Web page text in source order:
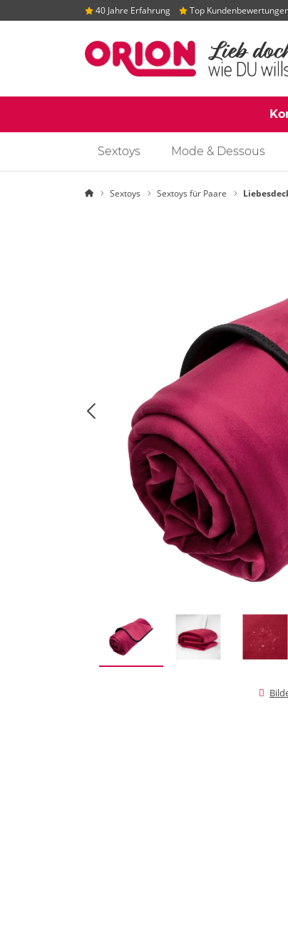
40 Jahre Erfahrung Top
Sextoys Mode & Dessous
Startseite
Sextoys Sextoys für Paare